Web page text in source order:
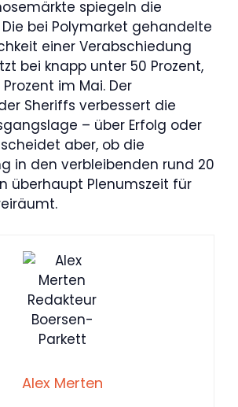
spiegeln die
bei Polymarket gehandelte
einer Verabschiedung
bei knapp unter 50 Prozent,
im Mai. Der
Sheriffs verbessert die
– über Erfolg oder
aber, ob die
in den verbleibenden rund 20
überhaupt Plenumszeit für
Alex Merten